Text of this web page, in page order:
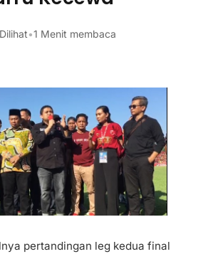
Dilihat•1 Menit membaca
pertandingan leg kedua final